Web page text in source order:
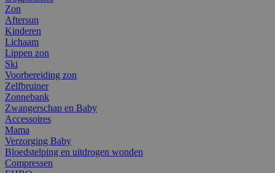
Zon
Aftersun
Kinderen
Lichaam
Lippen zon
Ski
Voorbereiding zon
Zelfbruiner
Zonnebank
Zwangerschap en Baby
Accessoires
Mama
Verzorging Baby
Bloedstelping en uitdrogen wonden
Compressen